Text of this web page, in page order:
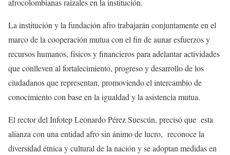
afrocolombianas raizales en la institución.
La institución y la fundación afro trabajarán conjuntamente en el
marco de la cooperación mutua con el fin de aunar esfuerzos y
recursos humanos, físicos y financieros para adelantar actividades
que conlleven al fortalecimiento, progreso y desarrollo de los
ciudadanos que representan, promoviendo el intercambio de
conocimiento con base en la igualdad y la asistencia mutua.
El rector del Infotep Leonardo Pérez Suescún, precisó que esta
alianza con una entidad afro sin ánimo de lucro, reconoce la
diversidad étnica y cultural de la nación y se adoptan medidas en